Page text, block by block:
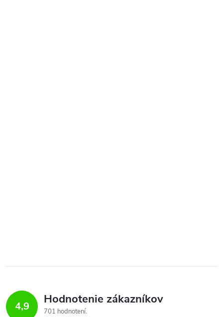
4,9 Hodnotenie zákazníkov
701 hodnotení